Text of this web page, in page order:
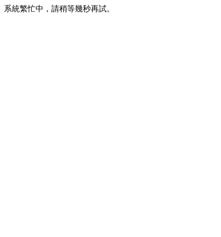
系統繁忙中，請稍等幾秒再試。